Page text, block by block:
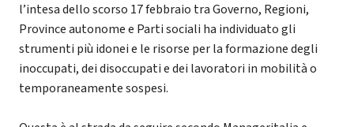
l’intesa dello scorso 17 febbraio tra Governo, Regioni,
Province autonome e Parti sociali ha individuato gli
strumenti più idonei e le risorse per la formazione degli
inoccupati, dei disoccupati e dei lavoratori in mobilità o
temporaneamente sospesi.